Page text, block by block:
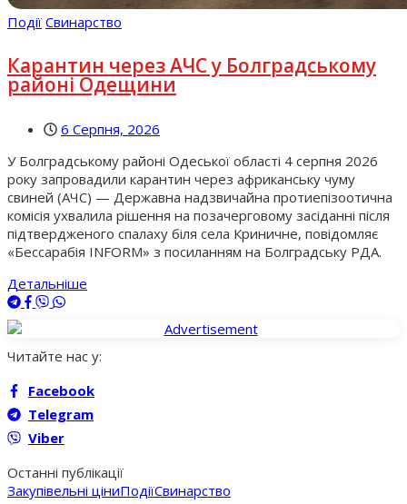
Події Свинарство
Карантин через АЧС у Болградському
районі Одещини
6 Серпня, 2026
У Болградському районі Одеської області 4 серпня 2026
року запровадили карантин через африканську чуму
свиней (АЧС) — Державна надзвичайна протиепізоотична
комісія ухвалила рішення на позачерговому засіданні після
підтвердженого спалаху біля села Криничне, повідомляє
«Бессарабія INFORM» з посиланням на Болградську РДА.
Детальніше
Читайте нас у:
Facebook
Telegram
Viber
Останні публікації
Закупівельні ціниПодіїСвинарство